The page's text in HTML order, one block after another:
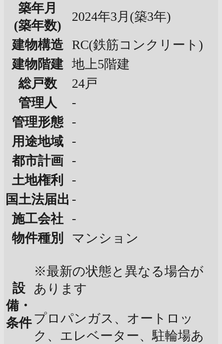
築年月
(築年数)
2024年3月(築3年)
建物構造 RC(鉄筋コンクリート)
建物階建 地上5階建
総戸数
24戸
管理人
-
管理形態
-
用途地域
-
都市計画
-
土地権利
-
国土法届出 -
施工会社
-
物件種別
マンション
設
備・
条件
※最新の状態と異なる場合が
あります
プロパンガス、オートロッ
ク、エレベーター、駐輪場あ